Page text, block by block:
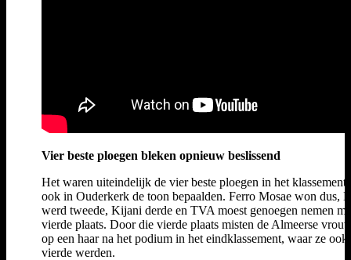
Vier beste ploegen bleken opnieuw beslissend
Het waren uiteindelijk de vier beste ploegen in het klassement
ook in Ouderkerk de toon bepaalden. Ferro Mosae won dus,
werd tweede, Kijani derde en TVA moest genoegen nemen
vierde plaats. Door die vierde plaats misten de Almeerse
op een haar na het podium in het eindklassement, waar ze ook
vierde werden.